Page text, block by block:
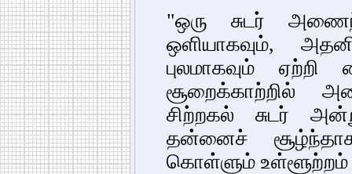
"ஒரு சுடர்
ஒளியாகவும்,
புலமாகவும்
சூறைக்காற்றில்
சிற்றகல் சுடர்
தன்னைச்
கொள்ளும் உள்ளூற்றம்